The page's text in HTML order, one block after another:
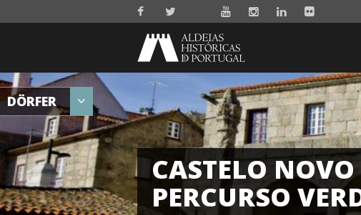
DÖRFER
CASTELO
PERCURSO